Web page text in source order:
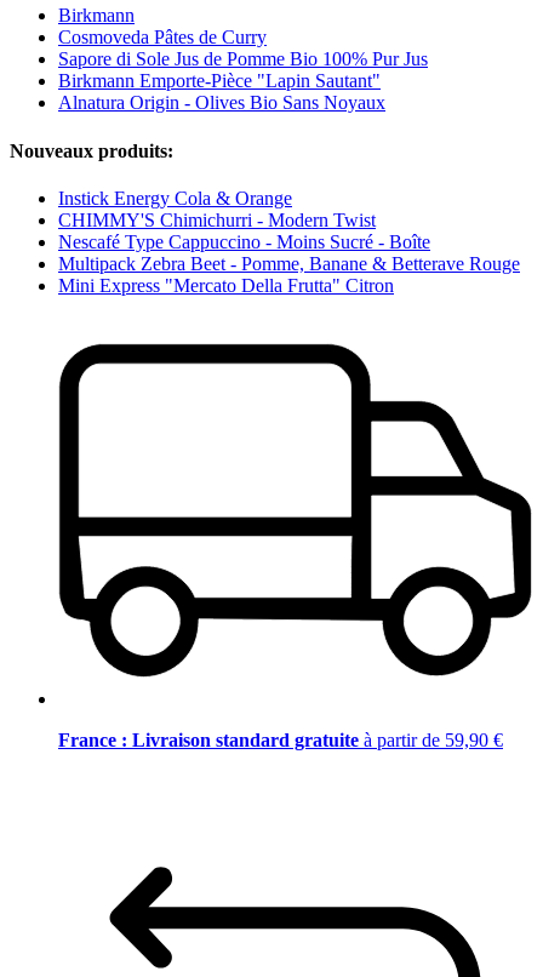
Birkmann
Cosmoveda Pâtes de Curry
Sapore di Sole Jus de Pomme Bio 100% Pur Jus
Birkmann Emporte-Pièce "Lapin Sautant"
Alnatura Origin - Olives Bio Sans Noyaux
Nouveaux produits:
Instick Energy Cola & Orange
CHIMMY'S Chimichurri - Modern Twist
Nescafé Type Cappuccino - Moins Sucré - Boîte
Multipack Zebra Beet - Pomme, Banane & Betterave Rouge
Mini Express "Mercato Della Frutta" Citron
France : Livraison standard gratuite à partir de 59,90 €